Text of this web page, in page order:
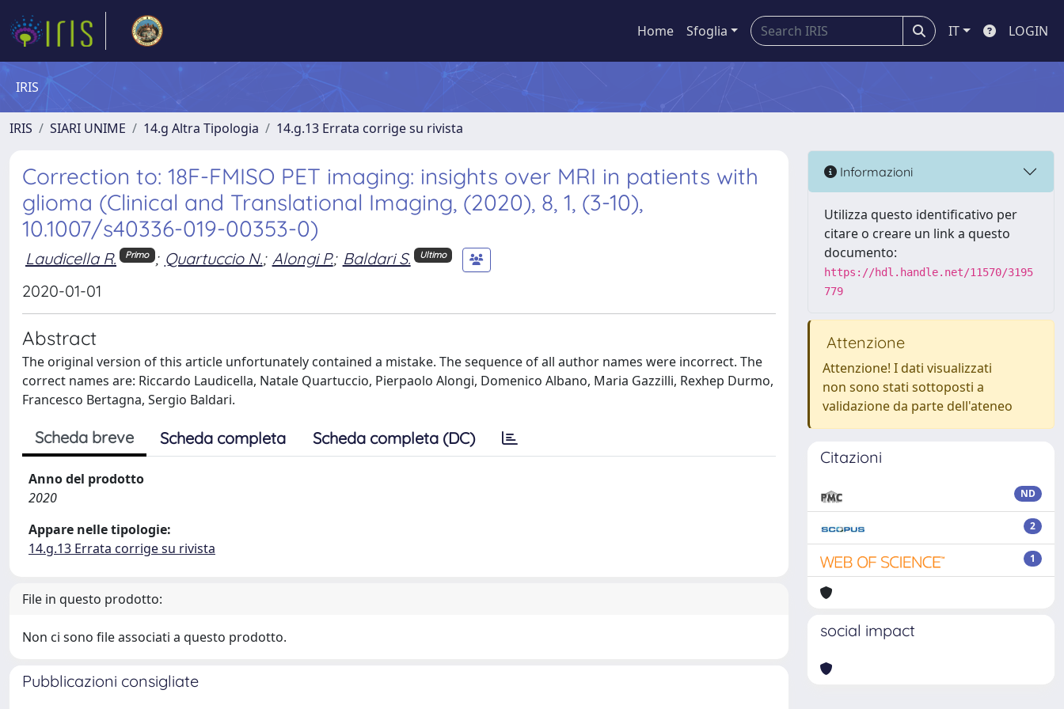
Home Sfoglia IT LOGIN
IRIS
IRIS SIARI UNIME 14.g Altra Tipologia 14.g.13 Errata corrige su rivista
Correction to: 18F-FMISO PET imaging: insights over MRI in patients with
glioma (Clinical and Translational Imaging, (2020), 8, 1, (3-10),
10.1007/s40336-019-00353-0)
Laudicella R. Primo ; Quartuccio N.; Alongi P.; Baldari S. Ultimo
2020-01-01
Abstract
The original version of this article unfortunately contained a mistake. The sequence of all author names were incorrect. The
correct names are: Riccardo Laudicella, Natale Quartuccio, Pierpaolo Alongi, Domenico Albano, Maria Gazzilli, Rexhep Durmo,
Francesco Bertagna, Sergio Baldari.
Scheda breve Scheda completa Scheda completa (DC)
Anno del prodotto
2020
Appare nelle tipologie:
14.g.13 Errata corrige su rivista
File in questo prodotto:
Non ci sono file associati a questo prodotto.
Pubblicazioni consigliate
Informazioni
Utilizza questo identificativo per
citare o creare un link a questo
documento:
https://hdl.handle.net/11570/3195
779
Attenzione
Attenzione! I dati visualizzati
non sono stati sottoposti a
validazione da parte dell'ateneo
Citazioni
ND
2
1
social impact